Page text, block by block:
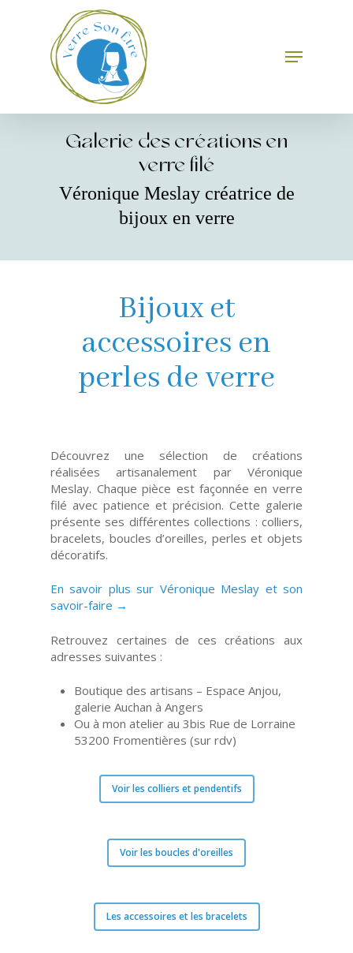
Menu
Galerie des créations en
verre filé
Véronique Meslay créatrice de
bijoux en verre
Bijoux et
accessoires en
perles de verre
Découvrez une sélection de créations
réalisées artisanalement par Véronique
Meslay. Chaque pièce est façonnée en verre
filé avec patience et précision. Cette galerie
présente ses différentes collections : colliers,
bracelets, boucles d’oreilles, perles et objets
décoratifs.
En savoir plus sur Véronique Meslay et son
savoir-faire →
Retrouvez certaines de ces créations aux
adresses suivantes :
Boutique des artisans – Espace Anjou,
galerie Auchan à Angers
Ou à mon atelier au 3bis Rue de Lorraine
53200 Fromentières (sur rdv)
Voir les colliers et pendentifs
Voir les boucles d'oreilles
Les accessoires et les bracelets